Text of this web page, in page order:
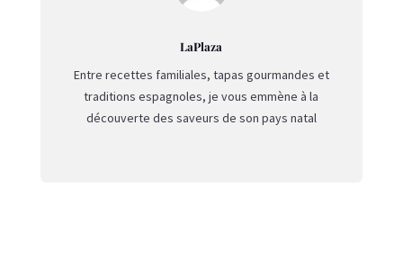
LaPlaza
Entre recettes familiales, tapas gourmandes et
traditions espagnoles, je vous emmène à la
découverte des saveurs de son pays natal